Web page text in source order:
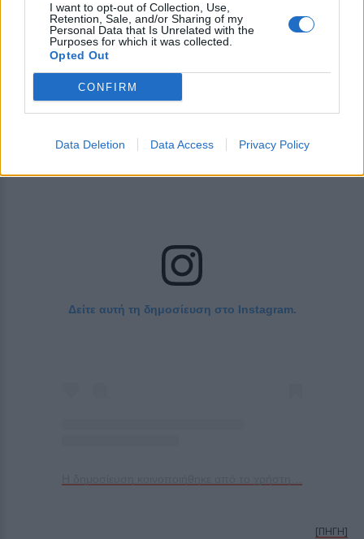
I want to opt-out of Collection, Use,
Retention, Sale, and/or Sharing of my
Personal Data that Is Unrelated with the
Purposes for which it was collected.
Opted Out
CONFIRM
Data Deletion Data Access Privacy Policy
Οι απαντήσεις τους παρουσίασαν ιδιαίτερο
ενδιαφέρον, με τους παίκτες να επιλέγουν
διαφορετικά φαβορί για την κατάκτηση του
πολυπόθητου τροπαίου.
Δείτε αυτή τη δημοσίευση στο Instagram.
[ΠΗΓΗ]